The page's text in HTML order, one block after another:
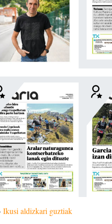
Ikusi aldizkari guztiak